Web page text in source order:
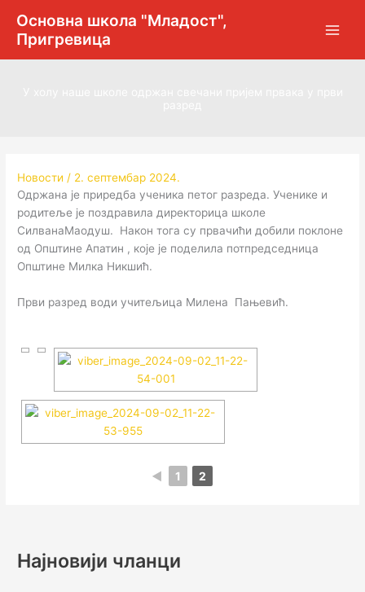
садржај
Основна школа "Младост",
Пригревица
Новости / 2. септембар 2024.
Одржана је приредба ученика петог разреда. Ученике и
родитеље је поздравила директорица школе
СилванаМаодуш. Након тога су првачићи добили поклоне
од Општине Апатин , које је поделила потпредседница
Општине Милка Никшић.
Први разред води учитељица Милена Пањевић.
◄ 1 2
Најновији чланци